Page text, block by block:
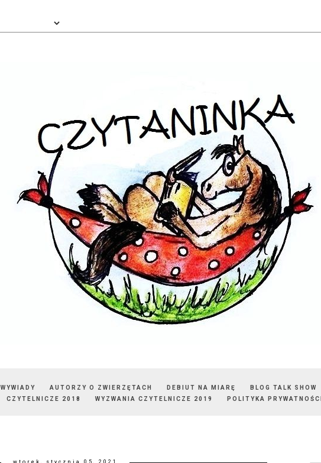
WYWIADY AUTORZY O ZWIERZĘTACH DEBIUT NA MIARĘ BLOG TALK SHOW
CZYTELNICZE 2018
WYZWANIA CZYTELNICZE 2019 POLITYKA PRYWATNOŚCI
wtorek, stycznia 05, 2021